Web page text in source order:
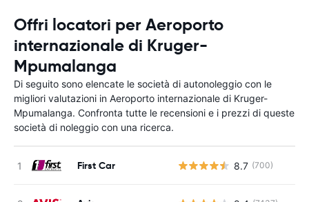
Offri locatori per Aeroporto
internazionale di Kruger-
Mpumalanga
Di seguito sono elencate le società di autonoleggio con le
migliori valutazioni in Aeroporto internazionale di Kruger-
Mpumalanga. Confronta tutte le recensioni e i prezzi di queste
società di noleggio con una ricerca.
First Car 8.7 (700)